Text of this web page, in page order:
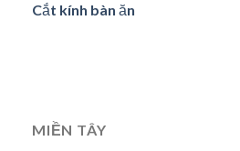
Cắt kính bàn ăn
MIỀN TÂY